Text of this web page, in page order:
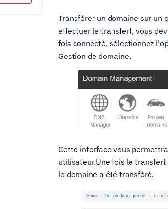
Transférer un domaine sur un
effectuer le transfert, vous
fois connecté, sélectionnez
Gestion de domaine.
Cette interface vous
utilisateur.Une fois le
le domaine a été transféré.